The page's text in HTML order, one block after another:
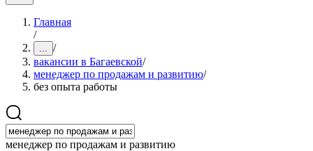
Главная
/
... /
вакансии в Багаевской/
менеджер по продажам и развитию/
без опыта работы
менеджер по продажам и развитию